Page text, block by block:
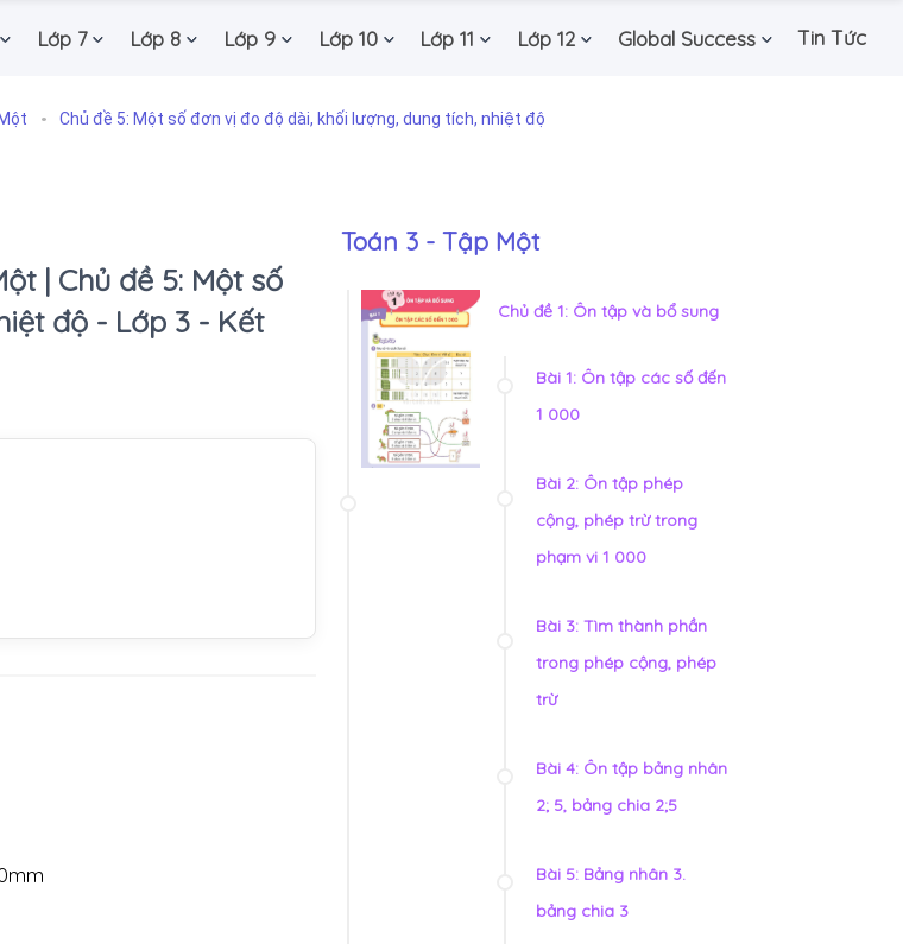
Lớp 7 Lớp 8 Lớp 9 Lớp 10 Lớp 11 Lớp 12 Global Success Tin Tức
Chủ đề 5: Một số đơn vị đo độ dài, khối lượng, dung tích, nhiệt độ
| Chủ đề 5: Một số
độ - Lớp 3 - Kết
Toán 3 - Tập Một
Chủ đề 1: Ôn tập và bổ sung
Bài 1: Ôn tập các số đến
1 000
Bài 2: Ôn tập phép
cộng, phép trừ trong
phạm vi 1 000
Bài 3: Tìm thành phần
trong phép cộng, phép
trừ
Bài 4: Ôn tập bảng nhân
2; 5, bảng chia 2;5
Bài 5: Bảng nhân 3.
bảng chia 3